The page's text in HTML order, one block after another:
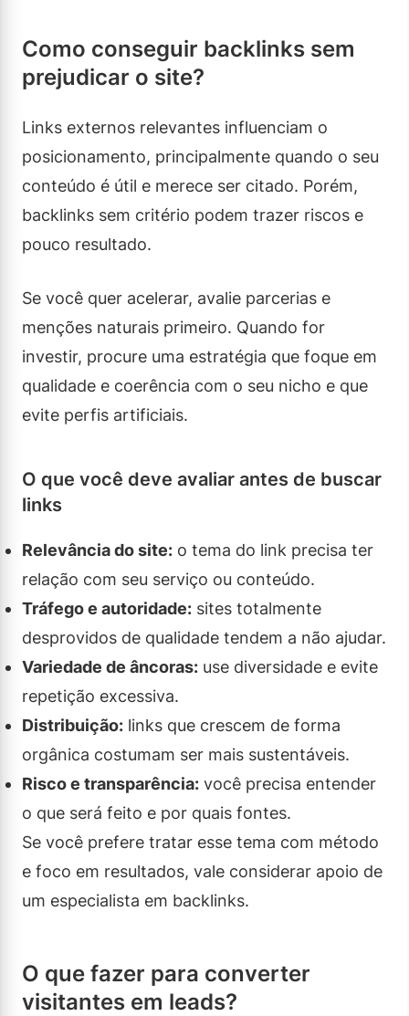
Como conseguir backlinks sem
prejudicar o site?
Links externos relevantes influenciam o
posicionamento, principalmente quando o seu
conteúdo é útil e merece ser citado. Porém,
backlinks sem critério podem trazer riscos e
pouco resultado.
Se você quer acelerar, avalie parcerias e
menções naturais primeiro. Quando for
investir, procure uma estratégia que foque em
qualidade e coerência com o seu nicho e que
evite perfis artificiais.
O que você deve avaliar antes de buscar
links
Relevância do site: o tema do link precisa ter
relação com seu serviço ou conteúdo.
Tráfego e autoridade: sites totalmente
desprovidos de qualidade tendem a não ajudar.
Variedade de âncoras: use diversidade e evite
repetição excessiva.
Distribuição: links que crescem de forma
orgânica costumam ser mais sustentáveis.
Risco e transparência: você precisa entender
o que será feito e por quais fontes.
Se você prefere tratar esse tema com método
e foco em resultados, vale considerar apoio de
um especialista em backlinks.
O que fazer para converter
visitantes em leads?